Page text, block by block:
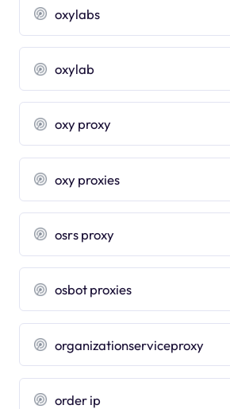
oxylabs
oxylab
oxy proxy
oxy proxies
osrs proxy
osbot proxies
organizationserviceproxy
order ip